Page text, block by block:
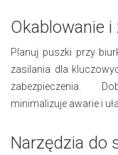
Okablowanie i
Planuj puszki przy
zasilania dla
zabezpieczenia.
minimalizuje awarie i
Narzędzia do